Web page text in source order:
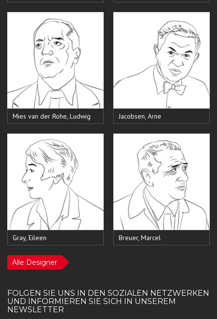
Mies van der Rohe, Ludwig Jacobsen, Arne
Gray, Eileen Breuer, Marcel
Alle Designer
FOLGEN SIE UNS IN DEN SOZIALEN NETZWERKEN
UND INFORMIEREN SIE SICH IN UNSEREM
NEWSLETTER